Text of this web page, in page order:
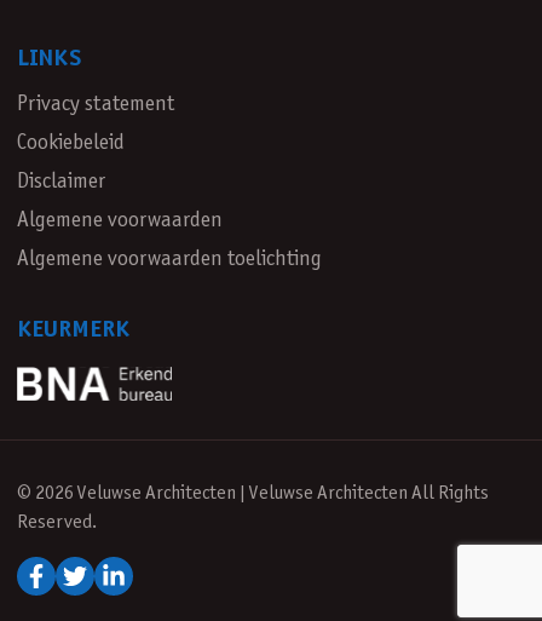
LINKS
Privacy statement
Cookiebeleid
Disclaimer
Algemene voorwaarden
Algemene voorwaarden toelichting
KEURMERK
© 2026 Veluwse Architecten | Veluwse Architecten All Rights
Reserved.
Volg ons op Facebook
Volg ons op Twitter
Volg on op LinkedIn